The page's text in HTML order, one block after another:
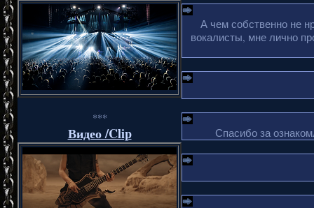
***
Видео /Clip
А чем собственно не
вокалисты, мне лично
Спасибо за